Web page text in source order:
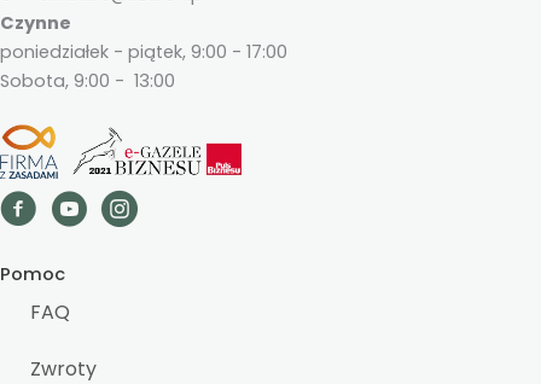
Czynne
poniedziałek - piątek, 9:00 - 17:00
Sobota, 9:00 - 13:00
Pomoc
FAQ
Zwroty